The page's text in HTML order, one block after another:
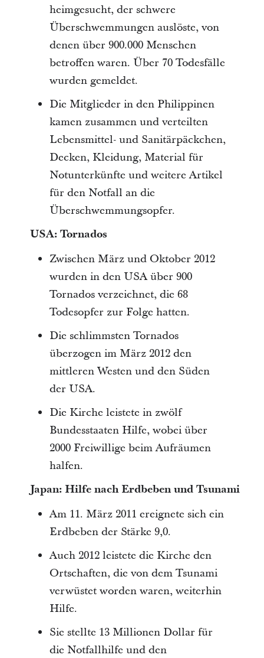
heimgesucht, der schwere
Überschwemmungen auslöste, von
denen über 900.000 Menschen
betroffen waren. Über 70 Todesfälle
wurden gemeldet.
Die Mitglieder in den Philippinen
kamen zusammen und verteilten
Lebensmittel- und Sanitärpäckchen,
Decken, Kleidung, Material für
Notunterkünfte und weitere Artikel
für den Notfall an die
Überschwemmungsopfer.
USA: Tornados
Zwischen März und Oktober 2012
wurden in den USA über 900
Tornados verzeichnet, die 68
Todesopfer zur Folge hatten.
Die schlimmsten Tornados
überzogen im März 2012 den
mittleren Westen und den Süden
der USA.
Die Kirche leistete in zwölf
Bundesstaaten Hilfe, wobei über
2000 Freiwillige beim Aufräumen
halfen.
Japan: Hilfe nach Erdbeben und Tsunami
Am 11. März 2011 ereignete sich ein
Erdbeben der Stärke 9,0.
Auch 2012 leistete die Kirche den
Ortschaften, die von dem Tsunami
verwüstet worden waren, weiterhin
Hilfe.
Sie stellte 13 Millionen Dollar für
die Notfallhilfe und den